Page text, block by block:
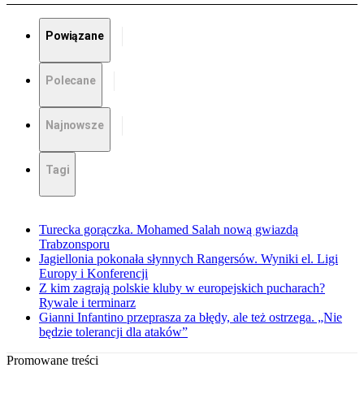
Powiązane
Polecane
Najnowsze
Tagi
Turecka gorączka. Mohamed Salah nową gwiazdą
Trabzonsporu
Jagiellonia pokonała słynnych Rangersów. Wyniki el. Ligi
Europy i Konferencji
Z kim zagrają polskie kluby w europejskich pucharach?
Rywale i terminarz
Gianni Infantino przeprasza za błędy, ale też ostrzega. „Nie
będzie tolerancji dla ataków”
Promowane treści